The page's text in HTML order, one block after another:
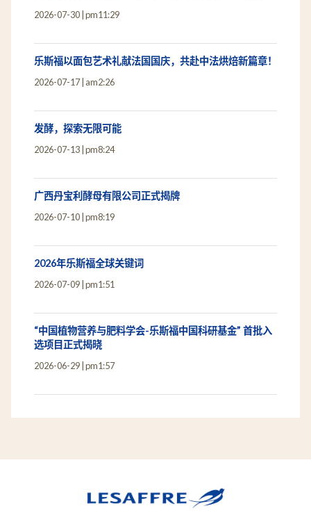
2026-07-30 pm11:29
乐斯福以面包艺术礼献法国国庆，共赴中法烘焙新篇章！
2026-07-17 am2:26
发酵，探索无限可能
2026-07-13 pm8:24
广西丹宝利酵母有限公司正式揭牌
2026-07-10 pm8:19
2026年乐斯福全球关键词
2026-07-09 pm1:51
“中国植物营养与肥料学会-乐斯福中国科研基金” 首批入
选项目正式揭晓
2026-06-29 pm1:57